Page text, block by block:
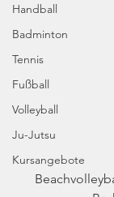
Handball
Badminton
Tennis
Fußball
Volleyball
Ju-Jutsu
Kursangebote